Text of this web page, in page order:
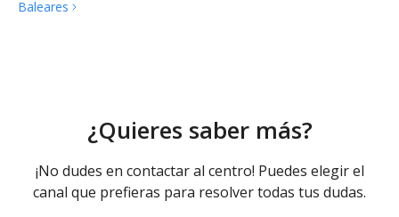
Baleares
¿Quieres saber más?
¡No dudes en contactar al centro! Puedes elegir el
canal que prefieras para resolver todas tus dudas.